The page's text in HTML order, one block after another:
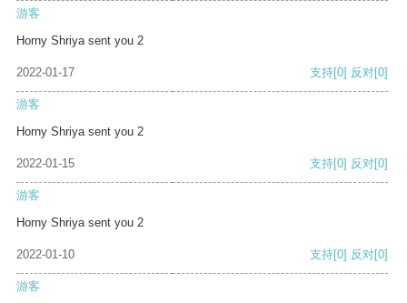
游客
Horny Shriya sent you 2
2022-01-17 支持[0] 反对[0]
游客
Horny Shriya sent you 2
2022-01-15 支持[0] 反对[0]
游客
Horny Shriya sent you 2
2022-01-10 支持[0] 反对[0]
游客